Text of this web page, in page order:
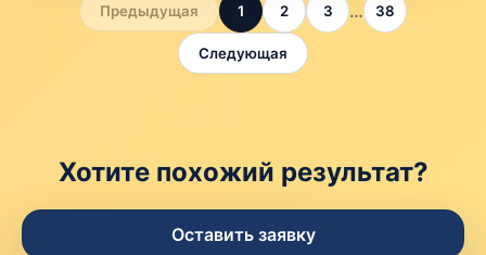
Предыдущая 1 2 3 … 38
Следующая
Хотите похожий результат?
Оставить заявку